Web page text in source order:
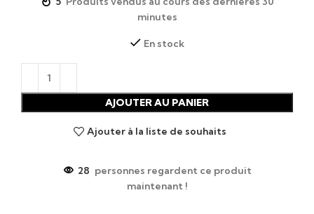
minutes
En stock
AJOUTER AU PANIER
Ajouter à la liste de souhaits
28 personnes regardent ce produit
maintenant !